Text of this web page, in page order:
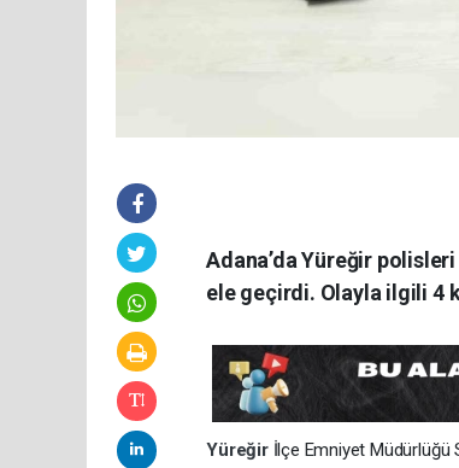
Adana’da Yüreğir
ele geçirdi. Olayla ilgili 4
Yüreğir İlçe Emniyet Müdürlüğü